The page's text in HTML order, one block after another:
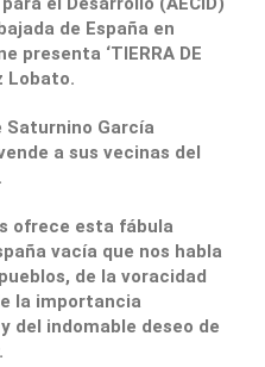
de España en
presenta ‘TIERRA DE
Lobato.
Saturnino García
a sus vecinas del
ofrece esta fábula
vacía que nos habla
de la voracidad
la importancia
del indomable deseo de